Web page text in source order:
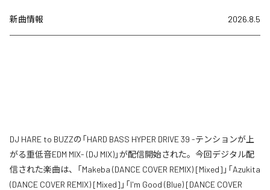
新曲情報 2026.8.5
DJ HARE to BUZZの「HARD BASS HYPER DRIVE 39 -テンションが上
がる重低音EDM MIX- (DJ MIX)」が配信開始された。今回デジタル配
信された楽曲は、「Makeba (DANCE COVER REMIX) [Mixed]」「Azukita
(DANCE COVER REMIX) [Mixed]」「I'm Good (Blue) [DANCE COVER